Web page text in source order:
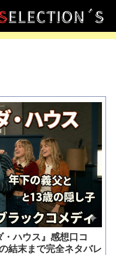
ハウス』感想口コ
結末まで完全ネタバレ